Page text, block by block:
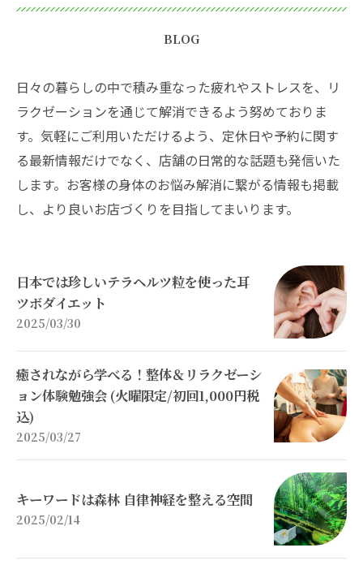
BLOG
日々の暮らしの中で積み重なった疲れやストレスを、リ
ラクゼーションを通じて解消できるよう努めておりま
す。気軽にご利用いただけるよう、定休日や予約に関す
る最新情報だけでなく、店舗の日常的な話題も発信いた
します。お客様の身体のお悩み解消に繋がる情報も掲載
し、より良いお店づくりを目指してまいります。
日本では珍しいテラヘルツ粒を使った耳
ツボダイエット
2025/03/30
癒されながら学べる！整体＆リラクゼーシ
ョン体験勉強会 (火曜限定/初回1,000円税
込)
2025/03/27
キーワードは森林 自律神経を整える空間
2025/02/14